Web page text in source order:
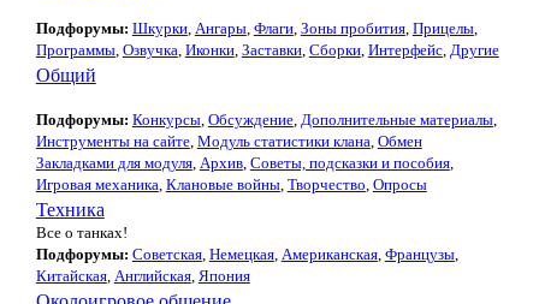
Подфорумы: Шкурки, Ангары, Флаги, Зоны пробития, Прицелы,
Программы, Озвучка, Иконки, Заставки, Сборки, Интерфейс, Другие
Общий
Подфорумы: Конкурсы, Обсуждение, Дополнительные материалы,
Инструменты на сайте, Модуль статистики клана, Обмен
Закладками для модуля, Архив, Советы, подсказки и пособия,
Игровая механика, Клановые войны, Творчество, Опросы
Техника
Все о танках!
Подфорумы: Советская, Немецкая, Американская, Французы,
Китайская, Английская, Япония